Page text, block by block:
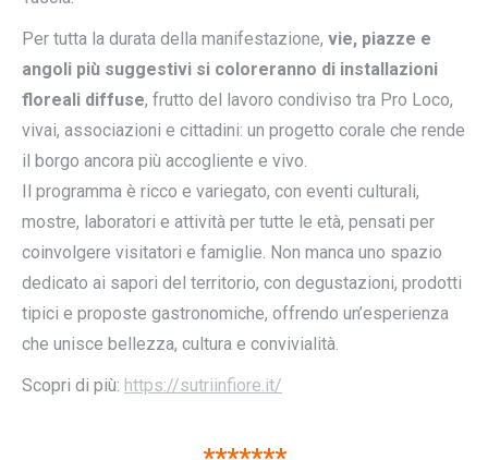
Per tutta la durata della manifestazione, vie, piazze e
angoli più suggestivi si coloreranno di installazioni
floreali diffuse, frutto del lavoro condiviso tra Pro Loco,
vivai, associazioni e cittadini: un progetto corale che rende
il borgo ancora più accogliente e vivo.
Il programma è ricco e variegato, con eventi culturali,
mostre, laboratori e attività per tutte le età, pensati per
coinvolgere visitatori e famiglie. Non manca uno spazio
dedicato ai sapori del territorio, con degustazioni, prodotti
tipici e proposte gastronomiche, offrendo un’esperienza
che unisce bellezza, cultura e convivialità.
Scopri di più: https://sutriinfiore.it/